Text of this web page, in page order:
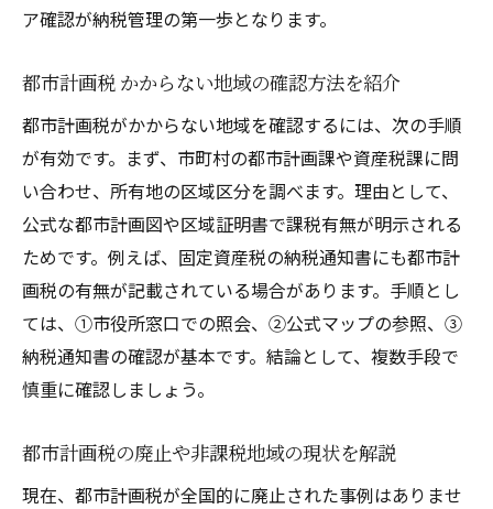
ア確認が納税管理の第一歩となります。
都市計画税 かからない地域の確認方法を紹介
都市計画税がかからない地域を確認するには、次の手順
が有効です。まず、市町村の都市計画課や資産税課に問
い合わせ、所有地の区域区分を調べます。理由として、
公式な都市計画図や区域証明書で課税有無が明示される
ためです。例えば、固定資産税の納税通知書にも都市計
画税の有無が記載されている場合があります。手順とし
ては、①市役所窓口での照会、②公式マップの参照、③
納税通知書の確認が基本です。結論として、複数手段で
慎重に確認しましょう。
都市計画税の廃止や非課税地域の現状を解説
現在、都市計画税が全国的に廃止された事例はありませ